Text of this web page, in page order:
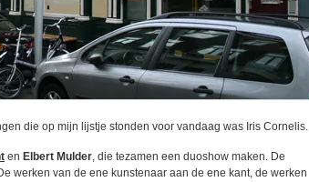
die op mijn lijstje stonden voor vandaag was Iris Cornelis.
en Elbert Mulder, die tezamen een duoshow maken. De
werken van de ene kunstenaar aan de ene kant, de werken